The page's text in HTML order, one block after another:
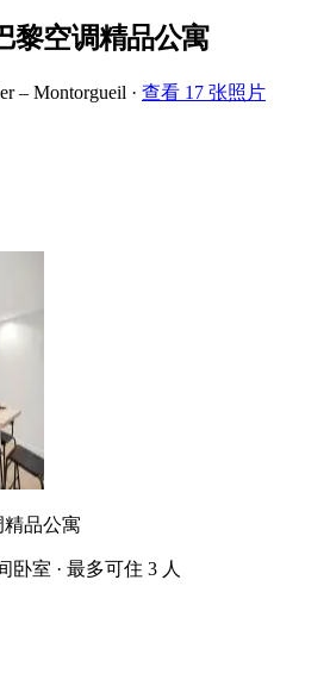
黎空调精品公寓
– Montorgueil · 查看 17 张照片
精品公寓
卧室 · 最多可住 3 人